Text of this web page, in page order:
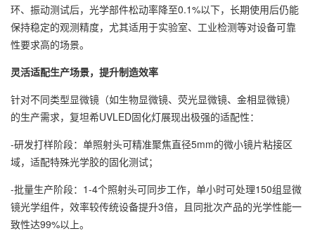
环、振动测试后，光学部件松动率降至0.1%以下，长期使用后仍能
保持稳定的观测精度，尤其适用于实验室、工业检测等对设备可靠
性要求高的场景。
灵活适配生产场景，提升制造效率
针对不同类型显微镜（如生物显微镜、荧光显微镜、金相显微镜）
的生产需求，复坦希UVLED固化灯展现出极强的适配性：
-研发打样阶段：单照射头可精准聚焦直径5mm的微小镜片粘接区
域，适配特殊光学胶的固化测试；
-批量生产阶段：1-4个照射头可同步工作，单小时可处理150组显微
镜光学组件，效率较传统设备提升3倍，且同批次产品的光学性能一
致性达99%以上。